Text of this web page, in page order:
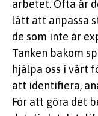
arbetet. Ofta är
lätt att anpassa
de som inte är
Tanken bakom
hjälpa oss i vårt
att identifiera,
För att göra det